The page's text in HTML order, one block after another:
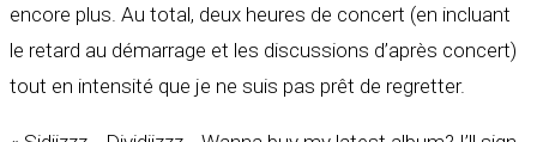
encore plus. Au total, deux heures de concert (en incluant
le retard au démarrage et les discussions d’après concert)
tout en intensité que je ne suis pas prêt de regretter.